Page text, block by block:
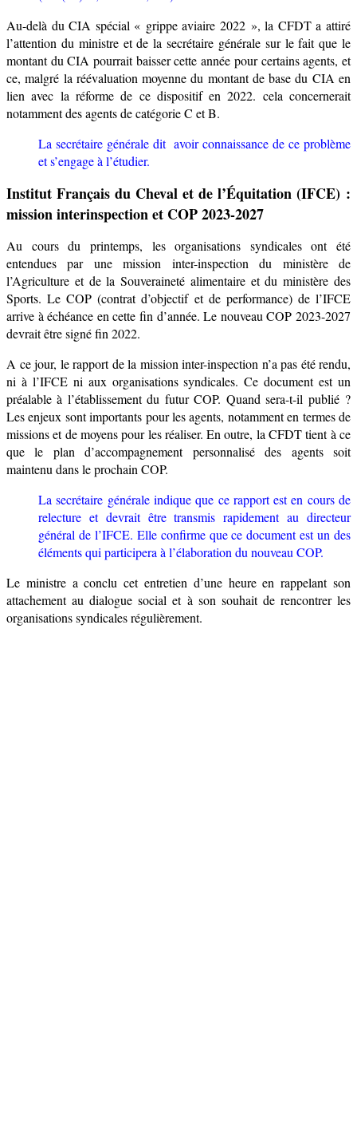
Au-delà du CIA spécial « grippe aviaire 2022 », la CFDT a attiré
l’attention du ministre et de la secrétaire générale sur le fait que le
montant du CIA pourrait baisser cette année pour certains agents, et
ce, malgré la réévaluation moyenne du montant de base du CIA en
lien avec la réforme de ce dispositif en 2022. cela concernerait
notamment des agents de catégorie C et B.
La secrétaire générale dit avoir connaissance de ce problème
et s’engage à l’étudier.
Institut Français du Cheval et de l’Équitation (IFCE) :
mission interinspection et COP 2023-2027
Au cours du printemps, les organisations syndicales ont été
entendues par une mission inter-inspection du ministère de
l’Agriculture et de la Souveraineté alimentaire et du ministère des
Sports. Le COP (contrat d’objectif et de performance) de l’IFCE
arrive à échéance en cette fin d’année. Le nouveau COP 2023-2027
devrait être signé fin 2022.
A ce jour, le rapport de la mission inter-inspection n’a pas été rendu,
ni à l’IFCE ni aux organisations syndicales. Ce document est un
préalable à l’établissement du futur COP. Quand sera-t-il publié ?
Les enjeux sont importants pour les agents, notamment en termes de
missions et de moyens pour les réaliser. En outre, la CFDT tient à ce
que le plan d’accompagnement personnalisé des agents soit
maintenu dans le prochain COP.
La secrétaire générale indique que ce rapport est en cours de
relecture et devrait être transmis rapidement au directeur
général de l’IFCE. Elle confirme que ce document est un des
éléments qui participera à l’élaboration du nouveau COP.
Le ministre a conclu cet entretien d’une heure en rappelant son
attachement au dialogue social et à son souhait de rencontrer les
organisations syndicales régulièrement.